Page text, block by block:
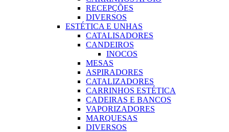
RECEPÇÕES
DIVERSOS
ESTÉTICA E UNHAS
CATALISADORES
CANDEIROS
INOCOS
MESAS
ASPIRADORES
CATALIZADORES
CARRINHOS ESTÉTICA
CADEIRAS E BANCOS
VAPORIZADORES
MARQUESAS
DIVERSOS